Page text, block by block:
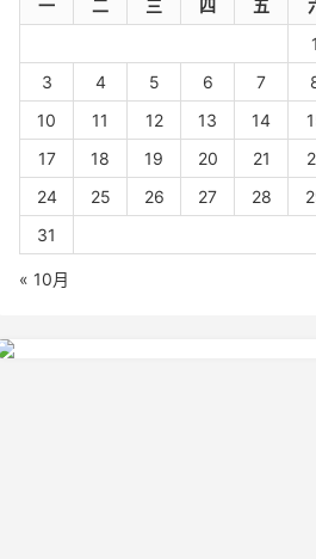
一
二 三 四 五
1
3
4 5 6 7
10
11 12 13 14
17
18 19 20 21
24
25 26 27 28
31
« 10月